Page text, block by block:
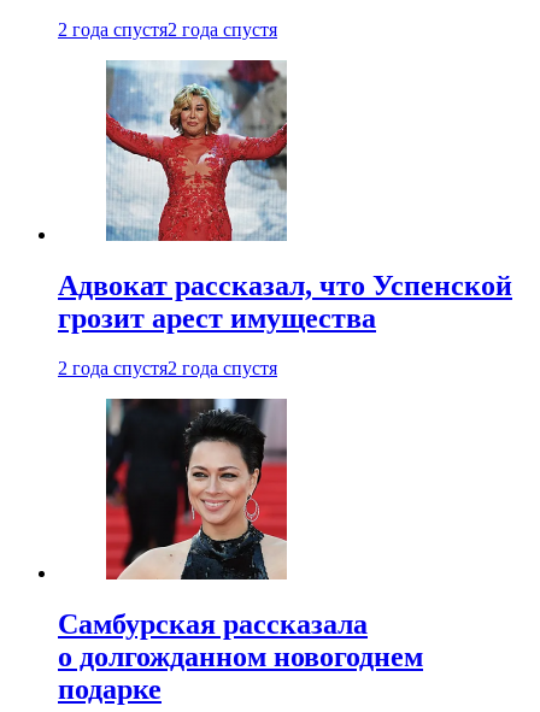
2 года спустя2 года спустя
Адвокат рассказал, что Успенской
грозит арест имущества
2 года спустя2 года спустя
Самбурская рассказала
о долгожданном новогоднем
подарке